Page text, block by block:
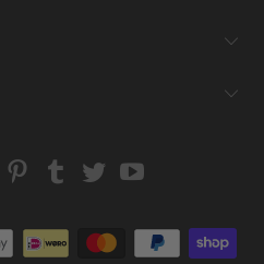
Strapcode
Strapcode
Pinterest
Strapcode
Tumblr
Strapcode
TwitterYouTube